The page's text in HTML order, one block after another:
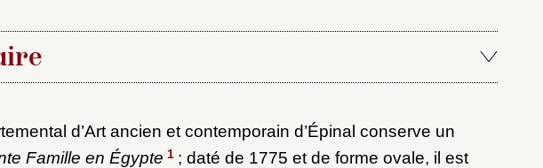
d’Art ancien et contemporain d’Épinal conserve un
Famille en Égypte 1; daté de 1775 et de forme ovale, il est
et ajouter